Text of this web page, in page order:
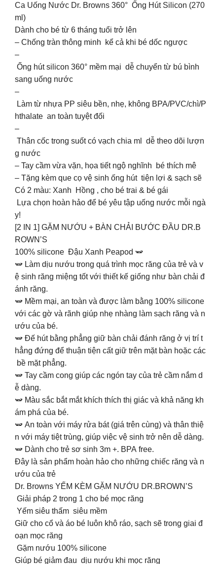
Ca Uống Nước Dr. Browns 360° Ống Hút Silicon (270
ml)
Dành cho bé từ 6 tháng tuổi trở lên
– Chống tràn thông minh kể cả khi bé dốc ngược
–
Ống hút silicon 360° mềm mại dễ chuyển từ bú bình
sang uống nước
–
Làm từ nhựa PP siêu bền, nhẹ, không BPA/PVC/chì/P
hthalate an toàn tuyệt đối
–
Thân cốc trong suốt có vạch chia ml dễ theo dõi lượn
g nước
– Tay cầm vừa vặn, họa tiết ngộ nghĩnh bé thích mê
– Tặng kèm que cọ vệ sinh ống hút tiện lợi & sạch sẽ
Có 2 màu: Xanh Hồng , cho bé trai & bé gái
Lựa chọn hoàn hảo để bé yêu tập uống nước mỗi ngà
y!
[2 IN 1] GẶM NƯỚU + BÀN CHẢI BƯỚC ĐẦU DR.B
ROWN’S
100% silicone Đậu Xanh Peapod 🫛
🫛 Làm dịu nướu trong quá trình mọc răng của trẻ và v
ệ sinh răng miệng tốt với thiết kế giống như bàn chải đ
ánh răng.
🫛 Mềm mại, an toàn và được làm bằng 100% silicone
với các gờ và rãnh giúp nhẹ nhàng làm sạch răng và n
ướu của bé.
🫛 Đế hút bằng phẳng giữ bàn chải đánh răng ở vị trí t
hẳng đứng để thuận tiện cất giữ trên mặt bàn hoặc các
bề mặt phẳng.
🫛 Tay cầm cong giúp các ngón tay của trẻ cầm nắm d
ễ dàng.
🫛 Màu sắc bắt mắt khích thích thị giác và khả năng kh
ám phá của bé.
🫛 An toàn với máy rửa bát (giá trên cùng) và thân thiệ
n với máy tiệt trùng, giúp việc vệ sinh trở nên dễ dàng.
🫛 Dành cho trẻ sơ sinh 3m +. BPA free.
Đây là sản phẩm hoàn hảo cho những chiếc răng và n
ướu của trẻ
Dr. Browns YẾM KÈM GẶM NƯỚU DR.BROWN’S
Giải pháp 2 trong 1 cho bé mọc răng
Yếm siêu thấm siêu mềm
Giữ cho cổ và áo bé luôn khô ráo, sạch sẽ trong giai đ
oạn mọc răng
Gặm nướu 100% silicone
Giúp bé giảm đau dịu nướu khi mọc răng